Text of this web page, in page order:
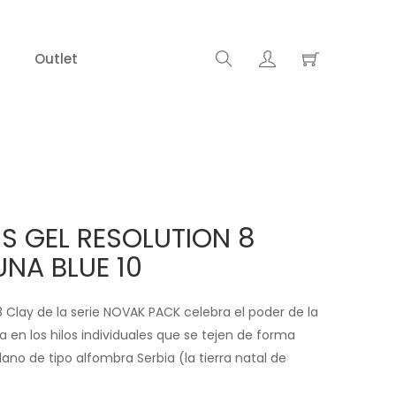
Outlet
GEL RESOLUTION 8
BLUE 10
Clay de la serie NOVAK PACK celebra el poder de la
en los hilos individuales que se tejen de forma
de tipo alfombra Serbia (la tierra natal de